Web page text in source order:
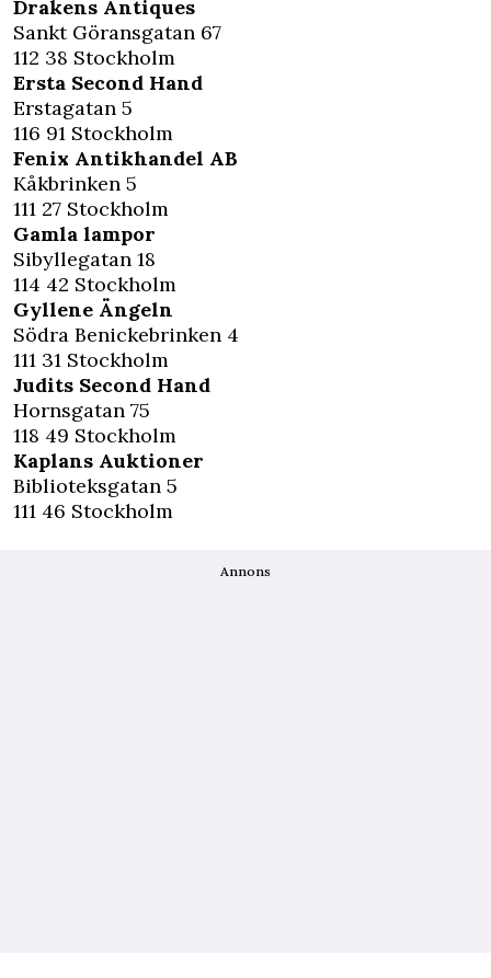
Drakens Antiques
Sankt Göransgatan 67
112 38 Stockholm
Ersta Second Hand
Erstagatan 5
116 91 Stockholm
Fenix Antikhandel AB
Kåkbrinken 5
111 27 Stockholm
Gamla lampor
Sibyllegatan 18
114 42 Stockholm
Gyllene Ängeln
Södra Benickebrinken 4
111 31 Stockholm
Judits Second Hand
Hornsgatan 75
118 49 Stockholm
Kaplans Auktioner
Biblioteksgatan 5
111 46 Stockholm
Annons